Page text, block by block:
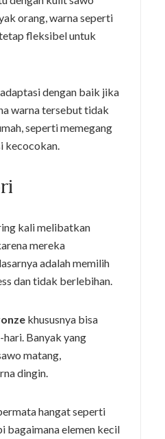
orang, warna seperti
fleksibel untuk
dengan baik jika
warna tersebut tidak
seperti memegang
kecocokan.
kali melibatkan
mereka
adalah memilih
dan tidak berlebihan.
khususnya bisa
Banyak yang
matang,
dingin.
hangat seperti
bagaimana elemen kecil